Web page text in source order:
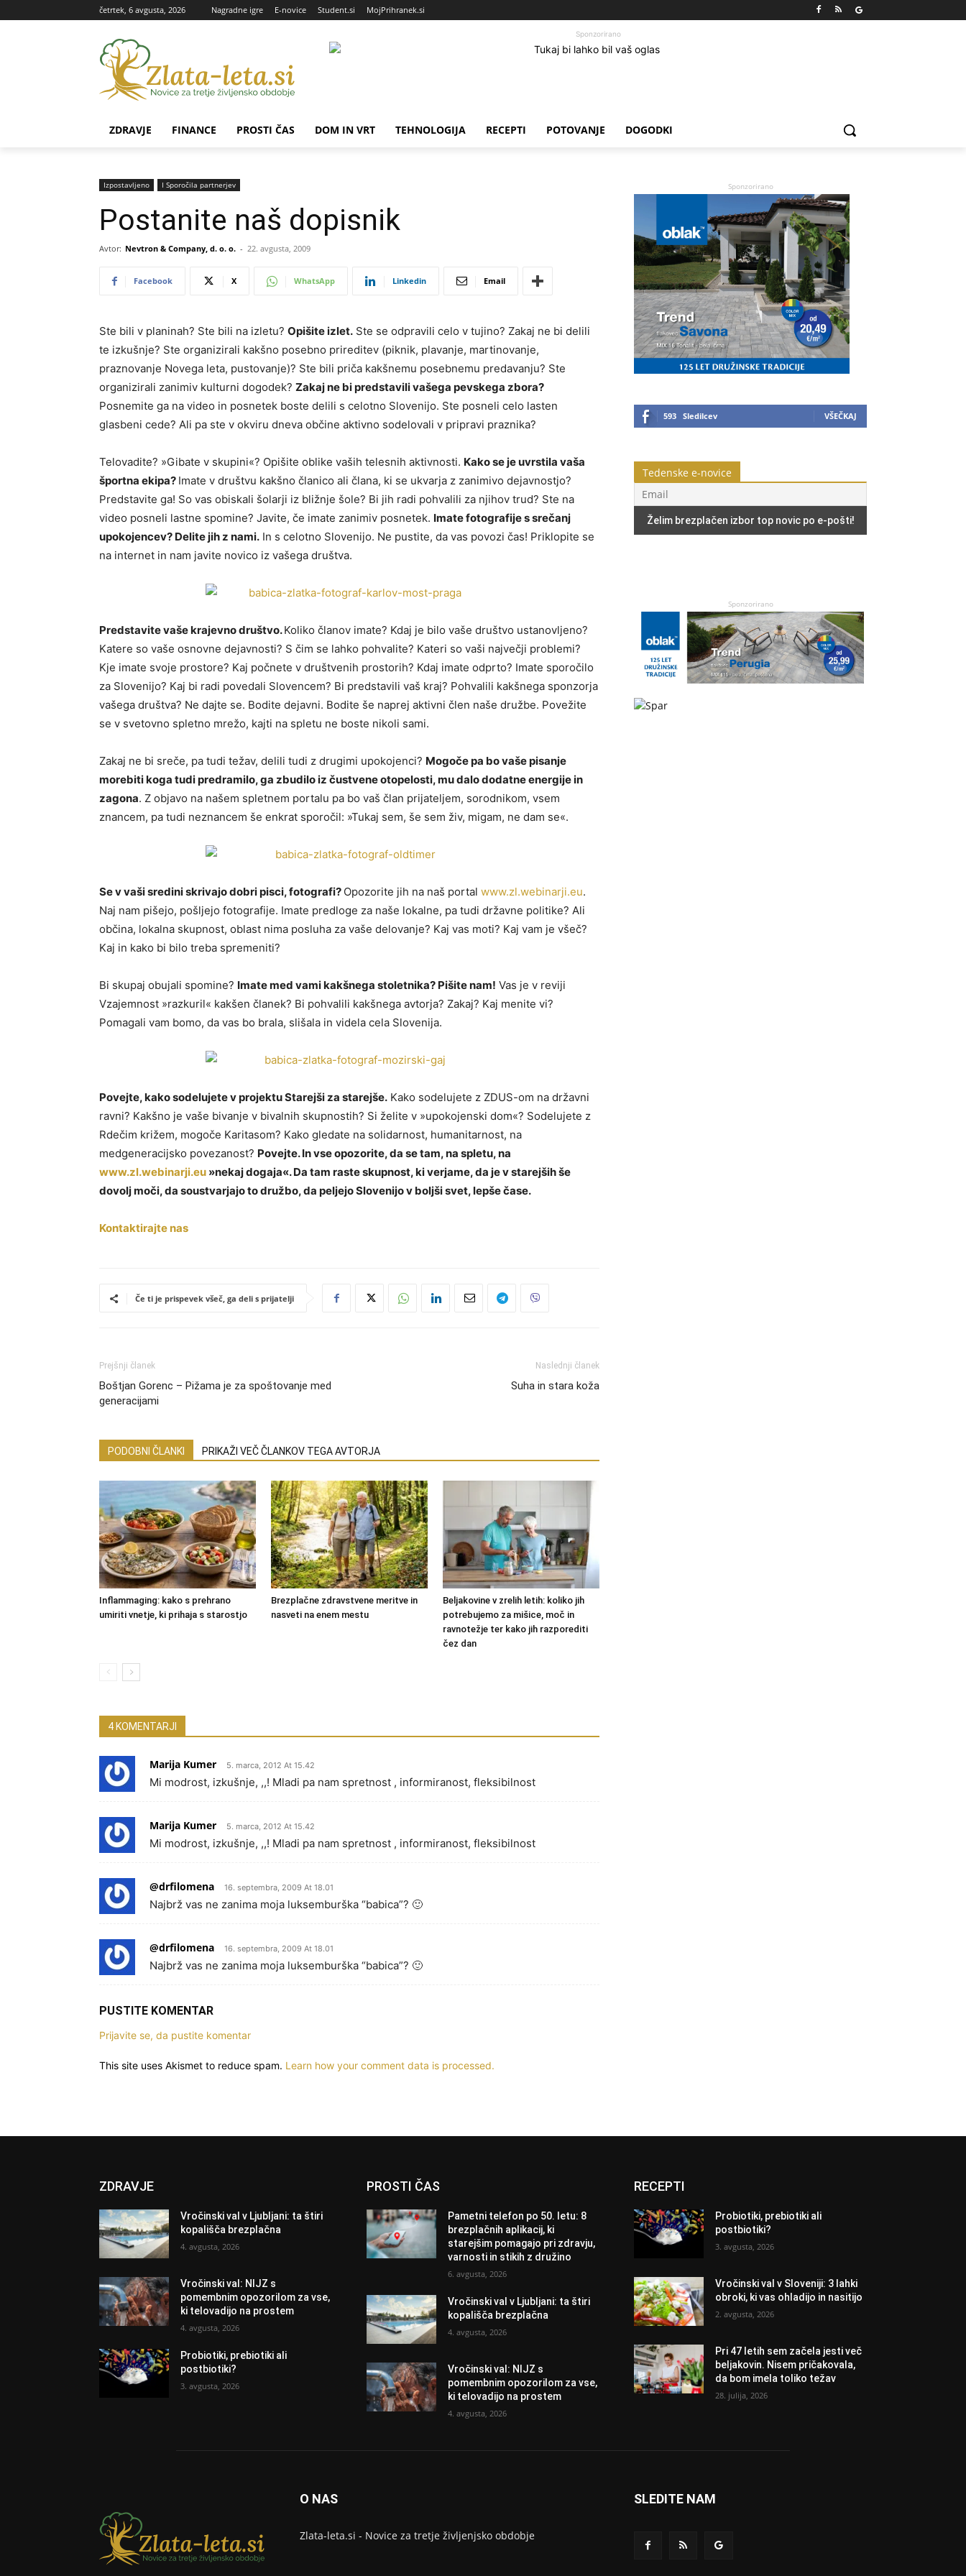
četrtek, 6 avgusta, 2026 Nagradne igre E-novice Student.si MojPrihranek.si
Sponzorirano
ZDRAVJE FINANCE PROSTI ČAS DOM IN VRT TEHNOLOGIJA RECEPTI POTOVANJE DOGODKI
Izpostavljeno Ι Sporočila partnerjev
Postanite naš dopisnik
Avtor: Nevtron & Company, d. o. o. - 22. avgusta, 2009
Facebook X WhatsApp Linkedin Email
Ste bili v planinah? Ste bili na izletu? Opišite izlet. Ste se odpravili celo v tujino? Zakaj ne bi delili
te izkušnje? Ste organizirali kakšno posebno prireditev (piknik, plavanje, martinovanje,
praznovanje Novega leta, pustovanje)? Ste bili priča kakšnemu posebnemu predavanju? Ste
organizirali zanimiv kulturni dogodek? Zakaj ne bi predstavili vašega pevskega zbora?
Posnemite ga na video in posnetek boste delili s celotno Slovenijo. Ste posneli celo lasten
glasbeni cede? Ali pa ste v okviru dneva občine aktivno sodelovali v pripravi praznika?
Telovadite? »Gibate v skupini«? Opišite oblike vaših telesnih aktivnosti. Kako se je uvrstila vaša
športna ekipa? Imate v društvu kakšno članico ali člana, ki se ukvarja z zanimivo dejavnostjo?
Predstavite ga! So vas obiskali šolarji iz bližnje šole? Bi jih radi pohvalili za njihov trud? Ste na
video posneli lastne spomine? Javite, če imate zanimiv posnetek. Imate fotografije s srečanj
upokojencev? Delite jih z nami. In s celotno Slovenijo. Ne pustite, da vas povozi čas! Priklopite se
na internet in nam javite novico iz vašega društva.
Predstavite vaše krajevno društvo.Koliko članov imate? Kdaj je bilo vaše društvo ustanovljeno?
Katere so vaše osnovne dejavnosti? S čim se lahko pohvalite? Kateri so vaši največji problemi?
Kje imate svoje prostore? Kaj počnete v društvenih prostorih? Kdaj imate odprto? Imate sporočilo
za Slovenijo? Kaj bi radi povedali Slovencem? Bi predstavili vaš kraj? Pohvalili kakšnega sponzorja
vašega društva? Ne dajte se. Bodite dejavni. Bodite še naprej aktivni člen naše družbe. Povežite
se v svetovno spletno mrežo, kajti na spletu ne boste nikoli sami.
Zakaj ne bi sreče, pa tudi težav, delili tudi z drugimi upokojenci? Mogoče pa bo vaše pisanje
morebiti koga tudi predramilo, ga zbudilo iz čustvene otopelosti, mu dalo dodatne energije in
zagona. Z objavo na našem spletnem portalu pa bo vaš član prijateljem, sorodnikom, vsem
znancem, pa tudi neznancem še enkrat sporočil: »Tukaj sem, še sem živ, migam, ne dam se«.
Se v vaši sredini skrivajo dobri pisci, fotografi? Opozorite jih na naš portal www.zl.webinarji.eu.
Naj nam pišejo, pošljejo fotografije. Imate predloge za naše lokalne, pa tudi državne politike? Ali
občina, lokalna skupnost, oblast nima posluha za vaše delovanje? Kaj vas moti? Kaj vam je všeč?
Kaj in kako bi bilo treba spremeniti?
Bi skupaj obujali spomine? Imate med vami kakšnega stoletnika? Pišite nam! Vas je v reviji
Vzajemnost »razkuril« kakšen članek? Bi pohvalili kakšnega avtorja? Zakaj? Kaj menite vi?
Pomagali vam bomo, da vas bo brala, slišala in videla cela Slovenija.
Povejte, kako sodelujete v projektu Starejši za starejše. Kako sodelujete z ZDUS-om na državni
ravni? Kakšno je vaše bivanje v bivalnih skupnostih? Si želite v »upokojenski dom«? Sodelujete z
Rdečim križem, mogoče Karitasom? Kako gledate na solidarnost, humanitarnost, na
medgeneracijsko povezanost? Povejte. In vse opozorite, da se tam, na spletu, na
www.zl.webinarji.eu »nekaj dogaja«. Da tam raste skupnost, ki verjame, da je v starejših še
dovolj moči, da soustvarjajo to družbo, da peljejo Slovenijo v boljši svet, lepše čase.
Kontaktirajte nas
Če ti je prispevek všeč, ga deli s prijatelji
Prejšnji članek
Boštjan Gorenc – Pižama je za spoštovanje med
generacijami
Naslednji članek
Suha in stara koža
PODOBNI ČLANKI PRIKAŽI VEČ ČLANKOV TEGA AVTORJA
Inflammaging: kako s prehrano
umiriti vnetje, ki prihaja s starostjo
Brezplačne zdravstvene meritve in
nasveti na enem mestu
Beljakovine v zrelih letih: koliko jih
potrebujemo za mišice, moč in
ravnotežje ter kako jih razporediti
čez dan
4 KOMENTARJI
Marija Kumer 5. marca, 2012 At 15.42
Mi modrost, izkušnje, ,,! Mladi pa nam spretnost , informiranost, fleksibilnost
Marija Kumer 5. marca, 2012 At 15.42
Mi modrost, izkušnje, ,,! Mladi pa nam spretnost , informiranost, fleksibilnost
@drfilomena 16. septembra, 2009 At 18.01
Najbrž vas ne zanima moja luksemburška “babica”? 🙂
@drfilomena 16. septembra, 2009 At 18.01
Najbrž vas ne zanima moja luksemburška “babica”? 🙂
PUSTITE KOMENTAR
Prijavite se, da pustite komentar
This site uses Akismet to reduce spam. Learn how your comment data is processed.
Sponzorirano
593 Sledilcev VŠEČKAJ
Tedenske e-novice
Sponzorirano
ZDRAVJE
Vročinski val v Ljubljani: ta štiri
kopališča brezplačna
4. avgusta, 2026
Vročinski val: NIJZ s
pomembnim opozorilom za vse,
ki telovadijo na prostem
4. avgusta, 2026
Probiotiki, prebiotiki ali
postbiotiki?
3. avgusta, 2026
PROSTI ČAS
Pametni telefon po 50. letu: 8
brezplačnih aplikacij, ki
starejšim pomagajo pri zdravju,
varnosti in stikih z družino
6. avgusta, 2026
Vročinski val v Ljubljani: ta štiri
kopališča brezplačna
4. avgusta, 2026
Vročinski val: NIJZ s
pomembnim opozorilom za vse,
ki telovadijo na prostem
4. avgusta, 2026
RECEPTI
Probiotiki, prebiotiki ali
postbiotiki?
3. avgusta, 2026
Vročinski val v Sloveniji: 3 lahki
obroki, ki vas ohladijo in nasitijo
2. avgusta, 2026
Pri 47 letih sem začela jesti več
beljakovin. Nisem pričakovala,
da bom imela toliko težav
28. julija, 2026
O NAS
Zlata-leta.si - Novice za tretje življenjsko obdobje
SLEDITE NAM